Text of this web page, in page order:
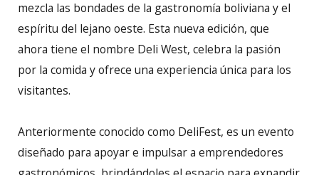
mezcla las bondades de la gastronomía boliviana y el
espíritu del lejano oeste. Esta nueva edición, que
ahora tiene el nombre Deli West, celebra la pasión
por la comida y ofrece una experiencia única para los
visitantes.
Anteriormente conocido como DeliFest, es un evento
diseñado para apoyar e impulsar a emprendedores